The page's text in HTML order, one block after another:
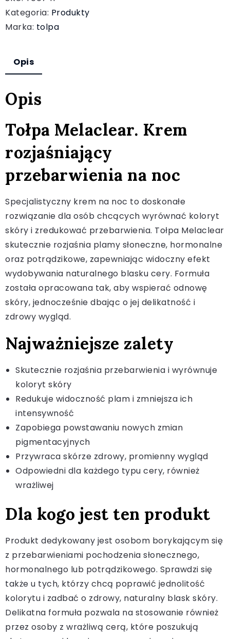
Kategoria: Produkty
Marka: tolpa
Opis
Opis
Tołpa Melaclear. Krem
rozjaśniający
przebarwienia na noc
Specjalistyczny krem na noc to doskonałe
rozwiązanie dla osób chcących wyrównać koloryt
skóry i zredukować przebarwienia. Tołpa Melaclear
skutecznie rozjaśnia plamy słoneczne, hormonalne
oraz potrądzikowe, zapewniając widoczny efekt
wydobywania naturalnego blasku cery. Formuła
została opracowana tak, aby wspierać odnowę
skóry, jednocześnie dbając o jej delikatność i
zdrowy wygląd.
Najważniejsze zalety
Skutecznie rozjaśnia przebarwienia i wyrównuje
koloryt skóry
Redukuje widoczność plam i zmniejsza ich
intensywność
Zapobiega powstawaniu nowych zmian
pigmentacyjnych
Przywraca skórze zdrowy, promienny wygląd
Odpowiedni dla każdego typu cery, również
wrażliwej
Dla kogo jest ten produkt
Produkt dedykowany jest osobom borykającym się
z przebarwieniami pochodzenia słonecznego,
hormonalnego lub potrądzikowego. Sprawdzi się
także u tych, którzy chcą poprawić jednolitość
kolorytu i zadbać o zdrowy, naturalny blask skóry.
Delikatna formuła pozwala na stosowanie również
przez osoby z wrażliwą cerą, które poszukują